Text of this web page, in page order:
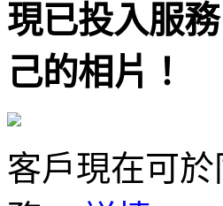
現已投入服
己的相片！
客戶現在可